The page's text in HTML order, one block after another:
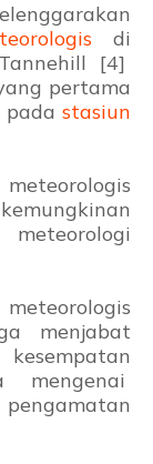
di
[4]
pertama
pada stasiun
menjabat
mengenai